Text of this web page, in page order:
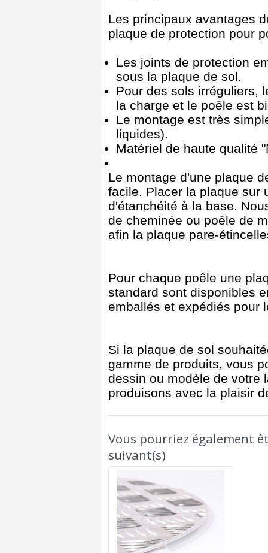
Les principaux avantages
plaque de protection pour
Les joints de protection
sous la plaque de sol.
Pour des sols irréguliers,
la charge et le poêle est
Le montage est très
liquides).
Matériel de haute qualité
Le montage d'une plaque
facile. Placer la plaque sur
d'étanchéité à la base.
de cheminée ou poêle de
afin la plaque pare-
Pour chaque poêle une
standard sont disponibles
emballés et expédiés pour
Si la plaque de sol
gamme de produits, vous
dessin ou modèle de votre
produisons avec la plaisir
Vous pourriez également
suivant(s)